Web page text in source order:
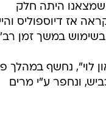
שמצאנו היתה חלק
אז דיוספוליס
במשך זמן
לוי", נחשף במהלך
בראשית שנות ה-90 לפני סלילת כביש, ונחפר ע"י מרים